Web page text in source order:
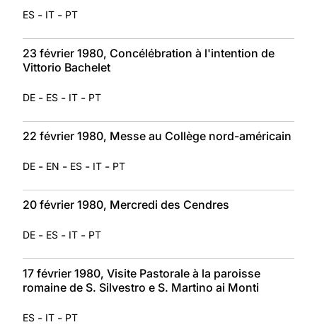
ES - IT - PT
23 février 1980, Concélébration à l'intention de
Vittorio Bachelet
DE - ES - IT - PT
22 février 1980, Messe au Collège nord-américain
DE - EN - ES - IT - PT
20 février 1980, Mercredi des Cendres
DE - ES - IT - PT
17 février 1980, Visite Pastorale à la paroisse
romaine de S. Silvestro e S. Martino ai Monti
ES - IT - PT